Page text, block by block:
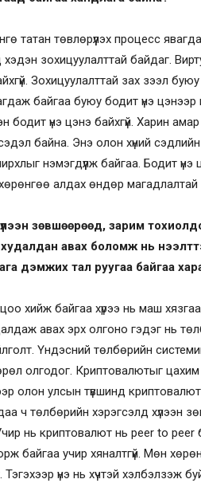
татан төвлөрүүлэх процесс
хэдэн зохицуулалттай байдаг.
Зохицуулалттай зах зээл
байгаа буюу бодит үнэ
үнэ цэнэ байхгүй. Харин
сэдэл байна. Энэ олон хүний
нэмэгдүүлж байгаа. Бодит үнэ
алдах өндөр магадлалтай
зөвшөөрөөд, зарим
худалдан авах боломж нь
дэмжих тал руугаа байгаа
хийж байгаа хүрээ нь маш
авах эрх олгоно гэдэг нь
Үндэсний төлбөрийн
олгодог. Криптовалютыг
олон улсын түвшинд
ч төлбөрийн хэрэгсэлд хүлээн
нь криптовалют нь peer to peer
байгаа учир хяналтгүй. Мөн
үнэ нь хүчтэй хэлбэлзэж